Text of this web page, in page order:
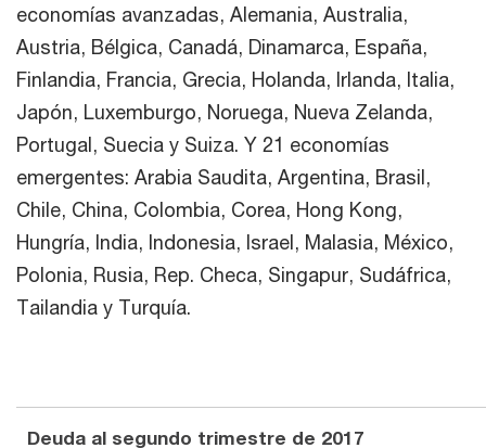
economías avanzadas, Alemania, Australia,
Austria, Bélgica, Canadá, Dinamarca, España,
Finlandia, Francia, Grecia, Holanda, Irlanda, Italia,
Japón, Luxemburgo, Noruega, Nueva Zelanda,
Portugal, Suecia y Suiza. Y 21 economías
emergentes: Arabia Saudita, Argentina, Brasil,
Chile, China, Colombia, Corea, Hong Kong,
Hungría, India, Indonesia, Israel, Malasia, México,
Polonia, Rusia, Rep. Checa, Singapur, Sudáfrica,
Tailandia y Turquía.
Deuda al segundo trimestre de 2017